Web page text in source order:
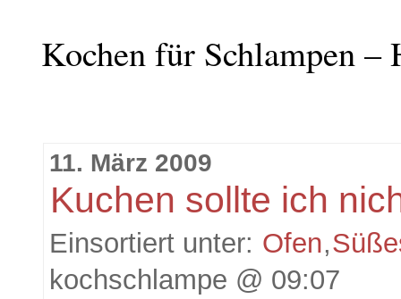
Kochen für Schlampen
11. März 2009
Kuchen sollte ich
Einsortiert unter: Ofen,
kochschlampe @ 09:07